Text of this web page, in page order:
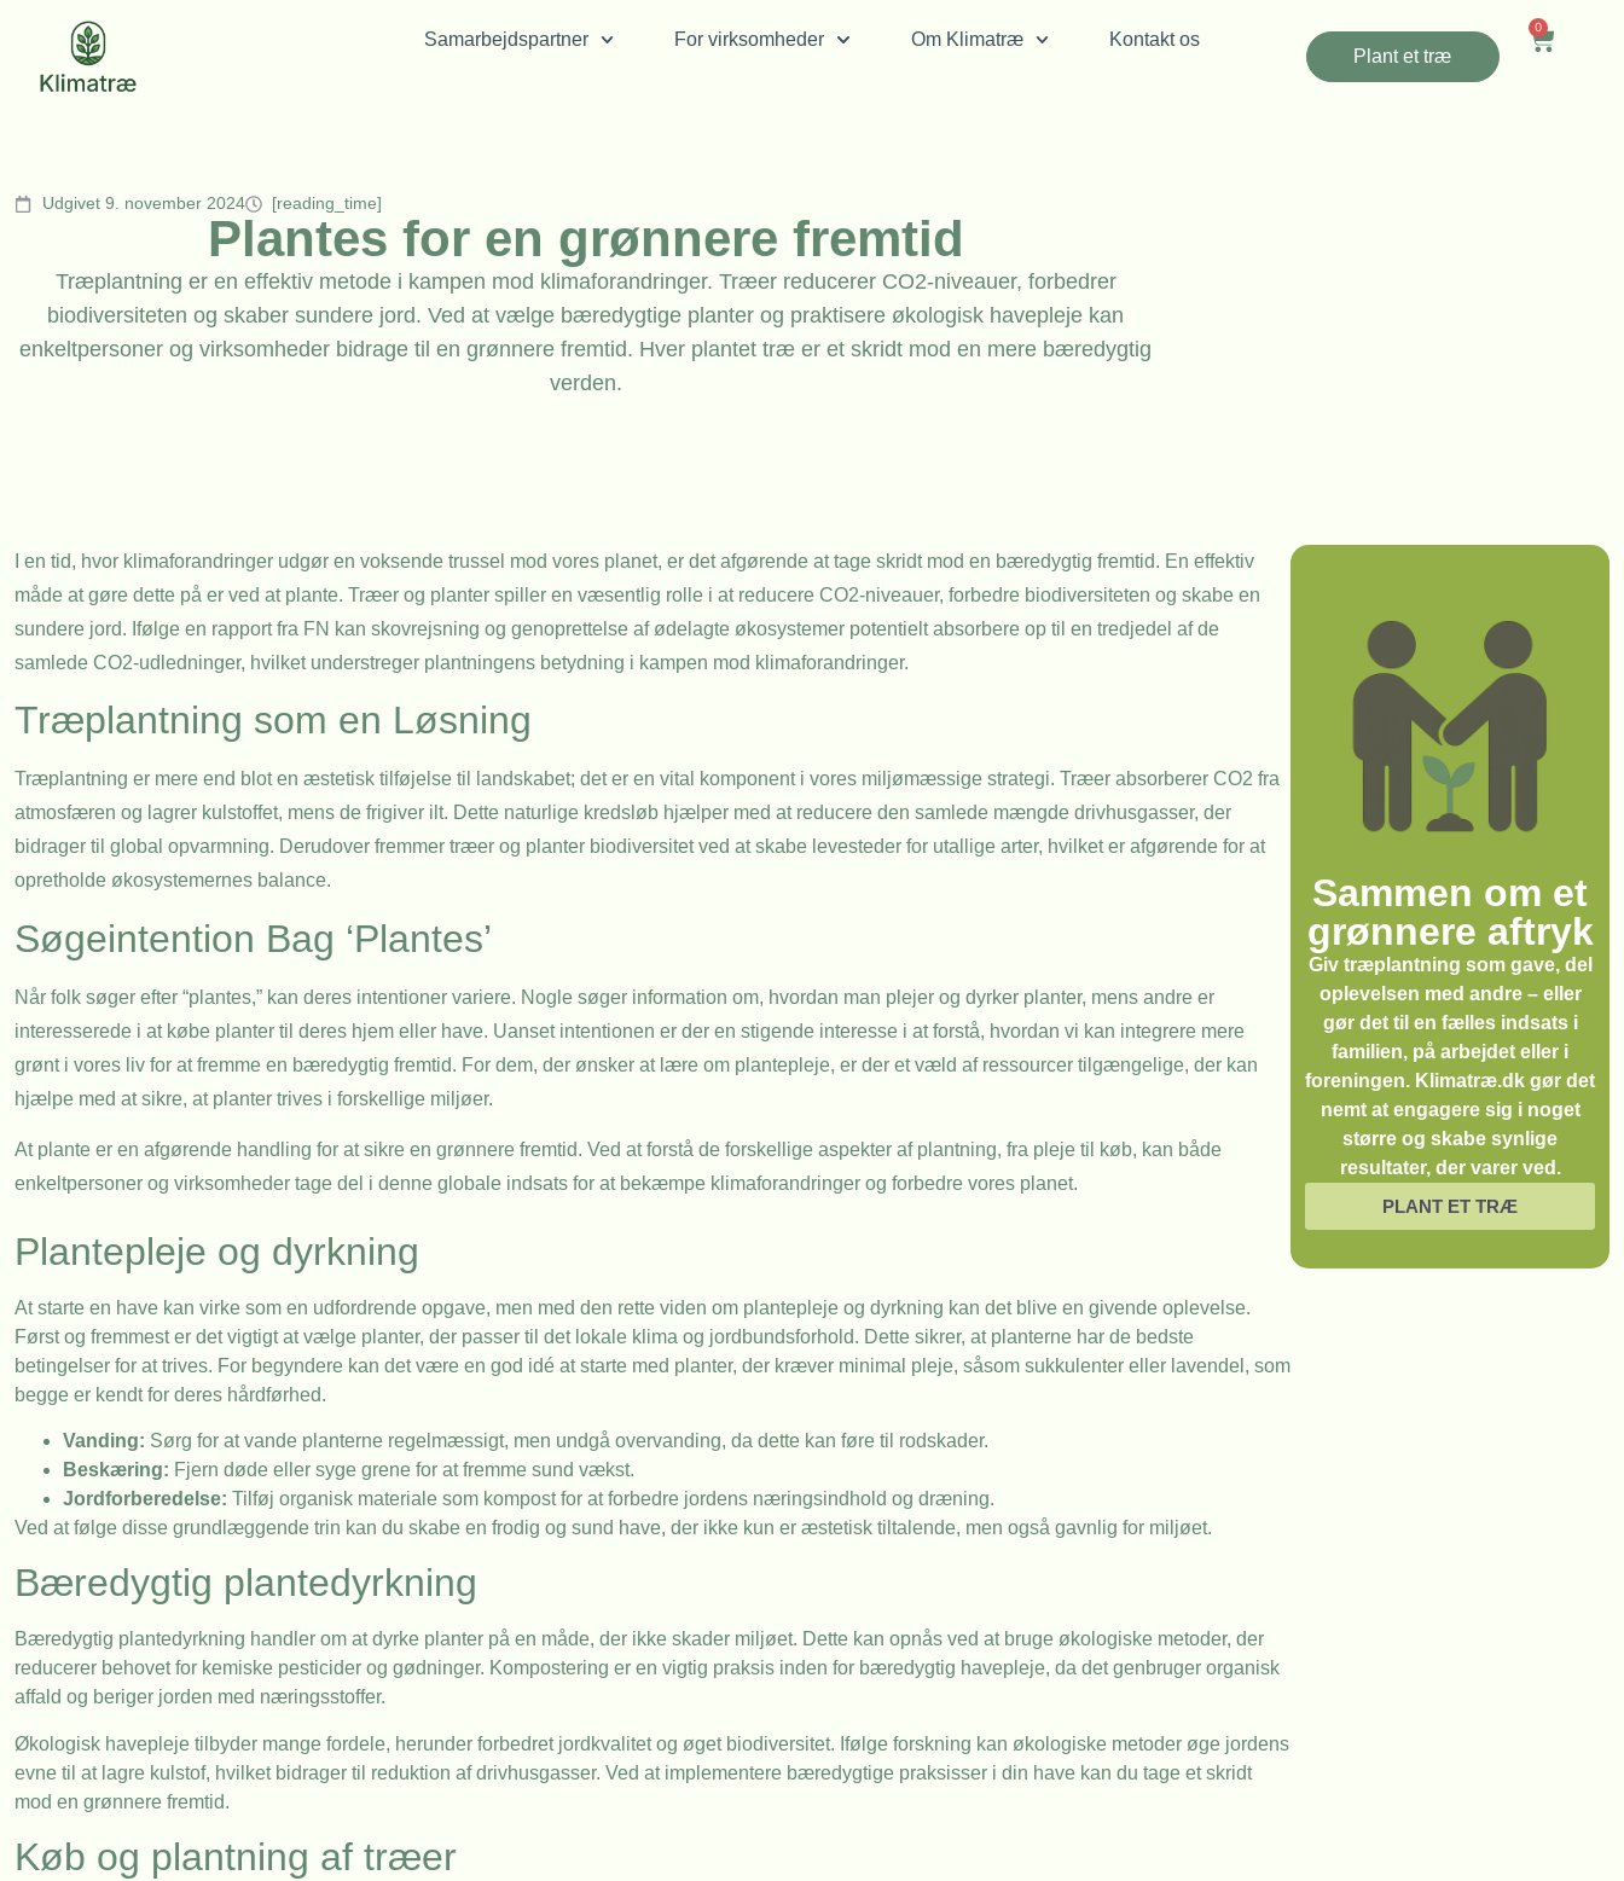
Samarbejdspartner For virksomheder Om Klimatræ
Kontakt os
Plant et træ
0
Udgivet 9. november 2024 [reading_time]
Plantes for en grønnere fremtid
Træplantning er en effektiv metode i kampen mod klimaforandringer. Træer reducerer CO2-niveauer, forbedrer
biodiversiteten og skaber sundere jord. Ved at vælge bæredygtige planter og praktisere økologisk havepleje kan
enkeltpersoner og virksomheder bidrage til en grønnere fremtid. Hver plantet træ er et skridt mod en mere bæredygtig
verden.
I en tid, hvor klimaforandringer udgør en voksende trussel mod vores planet, er det afgørende at tage skridt mod en bæredygtig fremtid. En effektiv
måde at gøre dette på er ved at plante. Træer og planter spiller en væsentlig rolle i at reducere CO2-niveauer, forbedre biodiversiteten og skabe en
sundere jord. Ifølge en rapport fra FN kan skovrejsning og genoprettelse af ødelagte økosystemer potentielt absorbere op til en tredjedel af de
samlede CO2-udledninger, hvilket understreger plantningens betydning i kampen mod klimaforandringer.
Træplantning som en Løsning
Træplantning er mere end blot en æstetisk tilføjelse til landskabet; det er en vital komponent i vores miljømæssige strategi. Træer absorberer CO2 fra
atmosfæren og lagrer kulstoffet, mens de frigiver ilt. Dette naturlige kredsløb hjælper med at reducere den samlede mængde drivhusgasser, der
bidrager til global opvarmning. Derudover fremmer træer og planter biodiversitet ved at skabe levesteder for utallige arter, hvilket er afgørende for at
opretholde økosystemernes balance.
Søgeintention Bag ‘Plantes’
Når folk søger efter “plantes,” kan deres intentioner variere. Nogle søger information om, hvordan man plejer og dyrker planter, mens andre er
interesserede i at købe planter til deres hjem eller have. Uanset intentionen er der en stigende interesse i at forstå, hvordan vi kan integrere mere
grønt i vores liv for at fremme en bæredygtig fremtid. For dem, der ønsker at lære om plantepleje, er der et væld af ressourcer tilgængelige, der kan
hjælpe med at sikre, at planter trives i forskellige miljøer.
At plante er en afgørende handling for at sikre en grønnere fremtid. Ved at forstå de forskellige aspekter af plantning, fra pleje til køb, kan både
enkeltpersoner og virksomheder tage del i denne globale indsats for at bekæmpe klimaforandringer og forbedre vores planet.
Plantepleje og dyrkning
At starte en have kan virke som en udfordrende opgave, men med den rette viden om plantepleje og dyrkning kan det blive en givende oplevelse.
Først og fremmest er det vigtigt at vælge planter, der passer til det lokale klima og jordbundsforhold. Dette sikrer, at planterne har de bedste
betingelser for at trives. For begyndere kan det være en god idé at starte med planter, der kræver minimal pleje, såsom sukkulenter eller lavendel, som
begge er kendt for deres hårdførhed.
Vanding: Sørg for at vande planterne regelmæssigt, men undgå overvanding, da dette kan føre til rodskader.
Beskæring: Fjern døde eller syge grene for at fremme sund vækst.
Jordforberedelse: Tilføj organisk materiale som kompost for at forbedre jordens næringsindhold og dræning.
Ved at følge disse grundlæggende trin kan du skabe en frodig og sund have, der ikke kun er æstetisk tiltalende, men også gavnlig for miljøet.
Bæredygtig plantedyrkning
Bæredygtig plantedyrkning handler om at dyrke planter på en måde, der ikke skader miljøet. Dette kan opnås ved at bruge økologiske metoder, der
reducerer behovet for kemiske pesticider og gødninger. Kompostering er en vigtig praksis inden for bæredygtig havepleje, da det genbruger organisk
affald og beriger jorden med næringsstoffer.
Økologisk havepleje tilbyder mange fordele, herunder forbedret jordkvalitet og øget biodiversitet. Ifølge forskning kan økologiske metoder øge jordens
evne til at lagre kulstof, hvilket bidrager til reduktion af drivhusgasser. Ved at implementere bæredygtige praksisser i din have kan du tage et skridt
mod en grønnere fremtid.
Køb og plantning af træer
Sammen om et
grønnere aftryk
Giv træplantning som gave, del
oplevelsen med andre – eller
gør det til en fælles indsats i
familien, på arbejdet eller i
foreningen. Klimatræ.dk gør det
nemt at engagere sig i noget
større og skabe synlige
resultater, der varer ved.
PLANT ET TRÆ